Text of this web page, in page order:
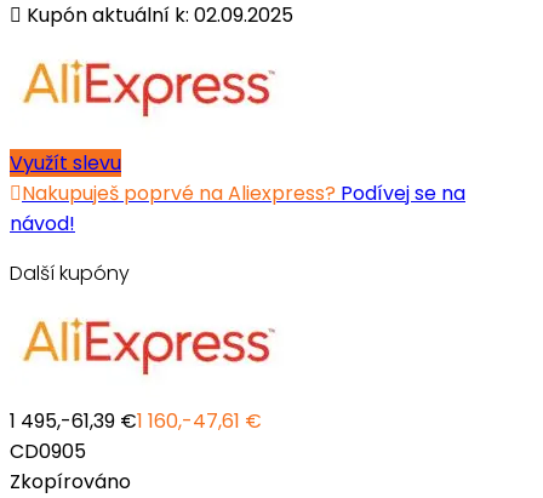
Kupón aktuální k: 02.09.2025
Využít slevu
Nakupuješ poprvé na Aliexpress? Podívej se na
návod!
Další kupóny
1 495,-61,39 €1 160,-47,61 €
CD0905
Zkopírováno